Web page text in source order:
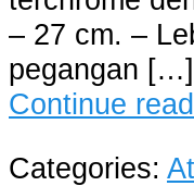
– 27 cm. –
pegangan […]
Continue
Categories: